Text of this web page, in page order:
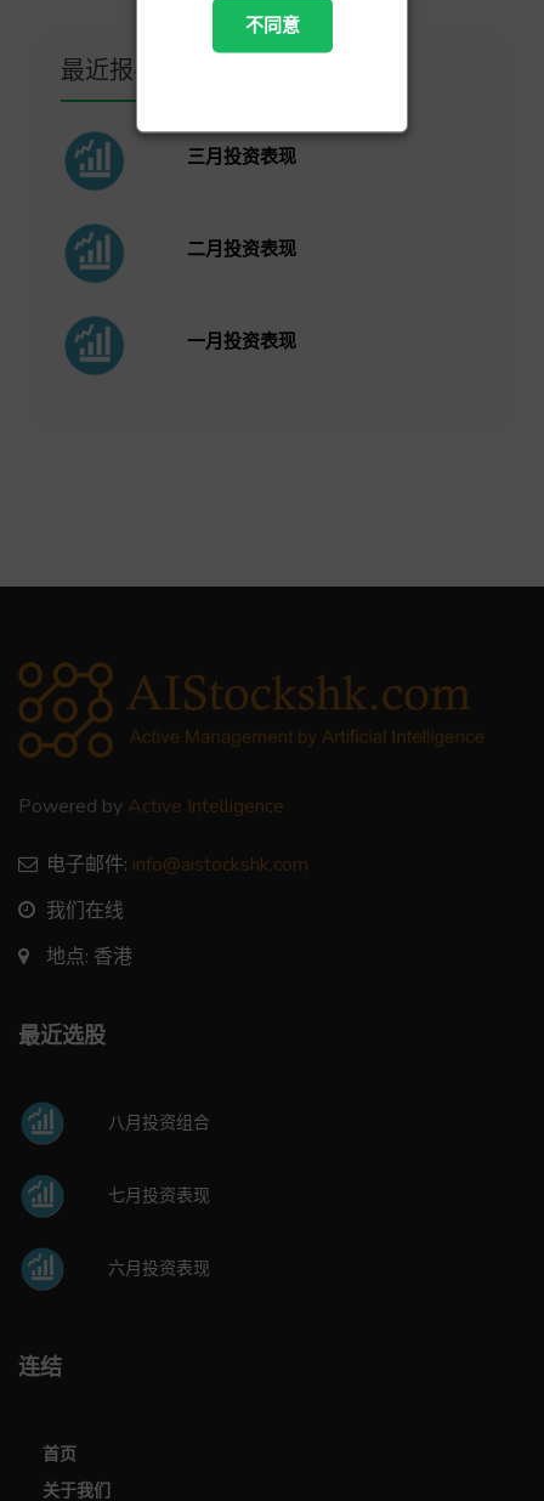
不同意
最近报导
三月投资表现
二月投资表现
一月投资表现
Powered by Active Intelligence
电子邮件: info@aistockshk.com
我们在线
地点: 香港
最近选股
八月投资组合
七月投资表现
六月投资表现
连结
首页
关于我们